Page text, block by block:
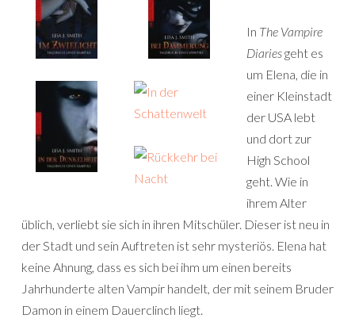
In The Vampire
Diariesgeht es
um Elena, die in
einer Kleinstadt
der USA lebt
und dort zur
High School
geht. Wie in
ihrem Alter
üblich, verliebt sie sich in ihren Mitschüler. Dieser ist neu in
der Stadt und sein Auftreten ist sehr mysteriös. Elena hat
keine Ahnung, dass es sich bei ihm um einen bereits
Jahrhunderte alten Vampir handelt, der mit seinem Bruder
Damon in einem Dauerclinch liegt.